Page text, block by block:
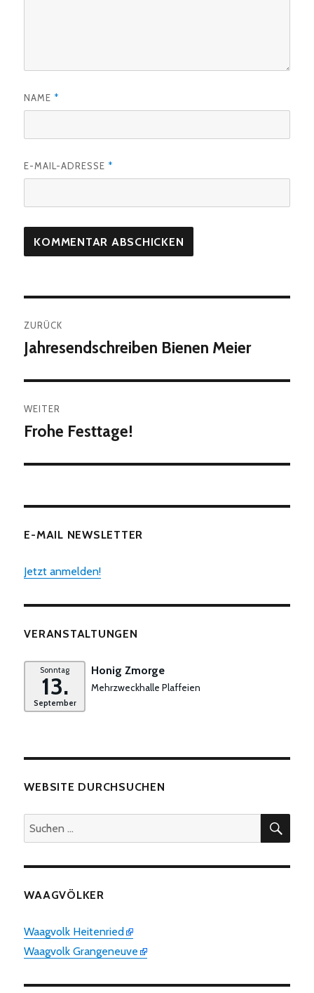
NAME *
E-MAIL-ADRESSE *
ZURÜCK
Vorheriger
Jahresendschreiben Bienen Meier
WEITER
Nächster
Frohe Festtage!
E-MAIL NEWSLETTER
Jetzt anmelden!
VERANSTALTUNGEN
Sonntag
13.
September
Honig Zmorge
Mehrzweckhalle Plaffeien
WEBSITE DURCHSUCHEN
Suchen
nach:
WAAGVÖLKER
Waagvolk Heitenried
Waagvolk Grangeneuve